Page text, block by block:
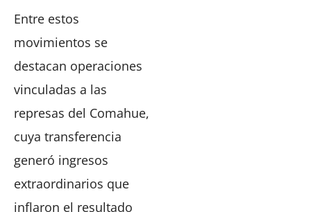
Entre estos
movimientos se
destacan operaciones
vinculadas a las
represas del Comahue,
cuya transferencia
generó ingresos
extraordinarios que
inflaron el resultado